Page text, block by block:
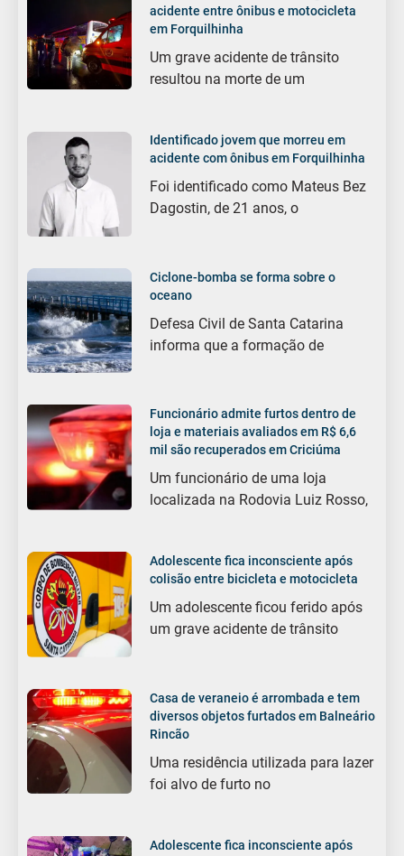
acidente entre ônibus e motocicleta
em Forquilhinha
Um grave acidente de trânsito
resultou na morte de um
Identificado jovem que morreu em
acidente com ônibus em Forquilhinha
Foi identificado como Mateus Bez
Dagostin, de 21 anos, o
Ciclone-bomba se forma sobre o
oceano
Defesa Civil de Santa Catarina
informa que a formação de
Funcionário admite furtos dentro de
loja e materiais avaliados em R$ 6,6
mil são recuperados em Criciúma
Um funcionário de uma loja
localizada na Rodovia Luiz Rosso,
Adolescente fica inconsciente após
colisão entre bicicleta e motocicleta
Um adolescente ficou ferido após
um grave acidente de trânsito
Casa de veraneio é arrombada e tem
diversos objetos furtados em Balneário
Rincão
Uma residência utilizada para lazer
foi alvo de furto no
Adolescente fica inconsciente após